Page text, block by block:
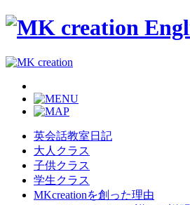
英会話教室日記
大人クラス
子供クラス
学生クラス
MKcreationを創った理由